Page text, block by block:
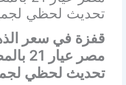
تحديث لحظي
قفزة في سعر
مصر
تحديث لحظي